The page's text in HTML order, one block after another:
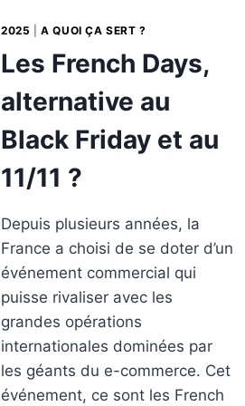
2025 |A QUOI ÇA SERT ?
Les French Days,
alternative au
Black Friday et au
11/11 ?
Depuis plusieurs années, la
France a choisi de se doter d’un
événement commercial qui
puisse rivaliser avec les
grandes opérations
internationales dominées par
les géants du e-commerce. Cet
événement, ce sont les French